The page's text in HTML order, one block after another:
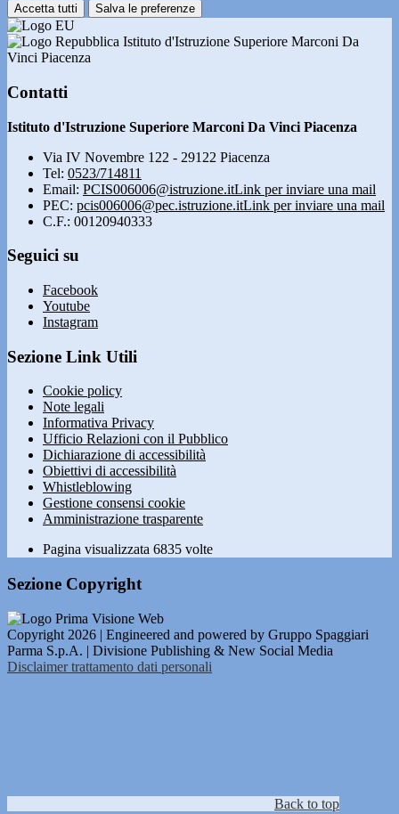
Accetta tutti Salva le preferenze
Istituto d'Istruzione Superiore Marconi Da
Vinci Piacenza
Contatti
Istituto d'Istruzione Superiore Marconi Da Vinci Piacenza
Via IV Novembre 122 - 29122 Piacenza
Tel: 0523/714811
Email: PCIS006006@istruzione.itLink per inviare una mail
PEC: pcis006006@pec.istruzione.itLink per inviare una mail
C.F.: 00120940333
Seguici su
Facebook
Youtube
Instagram
Sezione Link Utili
Cookie policy
Note legali
Informativa Privacy
Ufficio Relazioni con il Pubblico
Dichiarazione di accessibilità
Obiettivi di accessibilità
Whistleblowing
Gestione consensi cookie
Amministrazione trasparente
Pagina visualizzata 6835 volte
Sezione Copyright
Copyright 2026 | Engineered and powered by Gruppo Spaggiari
Parma S.p.A. | Divisione Publishing & New Social Media
Disclaimer trattamento dati personali
Back to top